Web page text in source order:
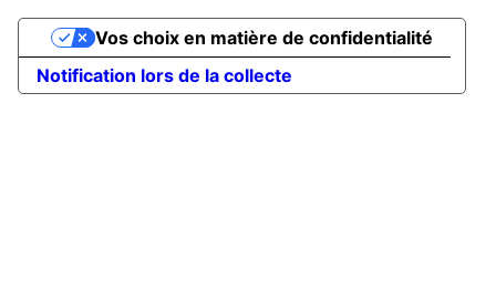
Notification lors de la collecte
Vos choix en matière de confidentialité